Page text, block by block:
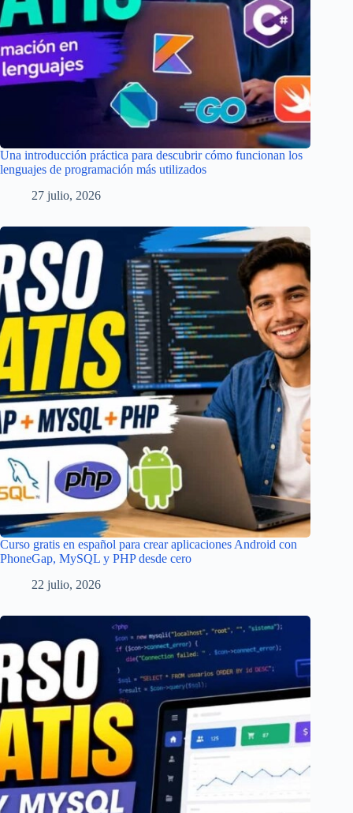
Una introducción práctica para descubrir cómo funcionan los
lenguajes de programación más utilizados
27 julio, 2026
Curso gratis en español para crear aplicaciones Android con
PhoneGap, MySQL y PHP desde cero
22 julio, 2026